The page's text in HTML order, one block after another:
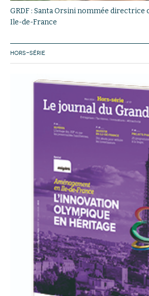
GRDF : Santa Orsini nommée
Ile-de-France
HORS-SÉRIE